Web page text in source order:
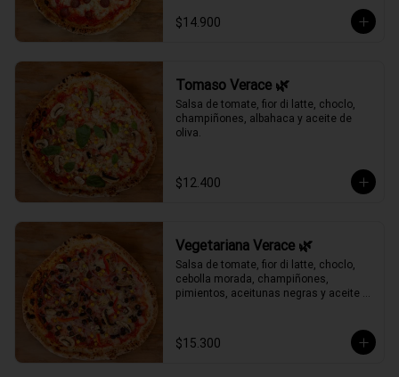
$14.900
Tomaso Verace 🌿
Salsa de tomate, fior di latte, choclo,
champiñones, albahaca y aceite de
oliva.
$12.400
Vegetariana Verace 🌿
Salsa de tomate, fior di latte, choclo,
cebolla morada, champiñones,
pimientos, aceitunas negras y aceite
$15.300